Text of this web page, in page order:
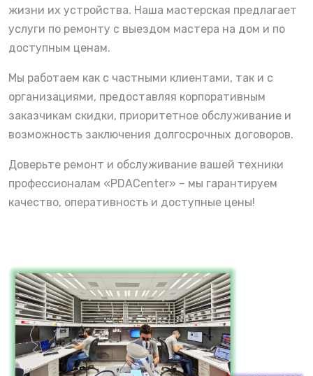
жизни их устройства. Наша мастерская предлагает
услуги по ремонту с выездом мастера на дом и по
доступным ценам.
Мы работаем как с частными клиентами, так и с
организациями, предоставляя корпоративным
заказчикам скидки, приоритетное обслуживание и
возможность заключения долгосрочных договоров.
Доверьте ремонт и обслуживание вашей техники
профессионалам «PDACenter» – мы гарантируем
качество, оперативность и доступные цены!